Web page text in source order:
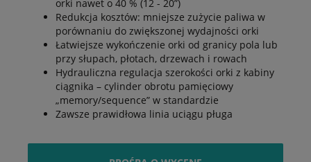
orki nawet o 40 % (12 - 20”)
Redukcja kosztów: mniejsze zużycie paliwa w
porównaniu do zwiększonej wydajności orki
Łatwiejsze wykończenie orki od granicy pola lub
przy słupach, płotach, drzewach i rowach
Hydrauliczna regulacja szerokości orki z kabiny
ciągnika – cylinder obrotu pamięciowy
„memory/sequence” w standardzie
Zawsze prawidłowa linia uciągu pługa